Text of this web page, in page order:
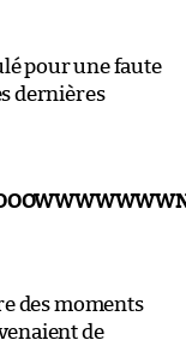
pour une faute
dernières
des moments
de